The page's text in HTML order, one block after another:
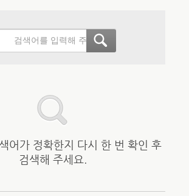
어가 정확한지 다시 한 번 확인 후
검색해 주세요.